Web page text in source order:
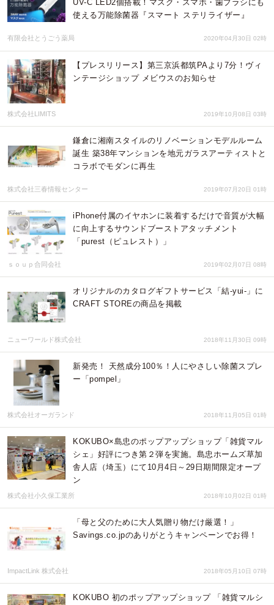
UV-C LED2個搭載！マスク・スマホ・歯ブラシにも
使える万能除菌器『スマート ステリライザー』
有限会社とうごう薬局 2020年04月30日 02時
【プレスリリース】第三京浜都筑PAより7分！ヴィ
ンテージショップ メビウスのお知らせ
株式会社LIMITS 2019年10月08日 03時
鎌倉に湘南スタイルのリノベーションモデルルーム
誕生 築38年マンションを地元ガラスアーティストと
コラボでモダンに再生
株式会社三春情報センター 2019年07月20日 01時
iPhone付属のイヤホンに装着するだけで音質が大幅
に向上するサウンドブーストアタッチメント
「purest（ピュレスト）」
ｓｏｕｐ合同会社 2019年02月07日 08時
オリジナルのカタログギフトサービス「結-yui-」に
CRAFT STOREの商品を掲載
ニューワールド株式会社 2018年11月30日 09時
新発売！ 天然成分100％！人にやさしい除菌スプレ
ー「pompel」
株式会社オーガランド 2018年11月05日 01時
KOKUBO×島忠のポップアップショップ「雑貨マル
シェ」好評につき第２弾を実施。島忠ホームズ草加
舎人店（埼玉）にて10月4日～29日期間限定オープ
ン
株式会社小久保工業所 2018年10月02日 01時
「母と父のために大人気贈り物だけ厳選！」
Savings.co.jpのありがとうキャンペーンでお得！
ImpactLink 株式会社 2018年05月10日 07時
KOKUBO 初のポップアップショップ 「雑貨マルシ